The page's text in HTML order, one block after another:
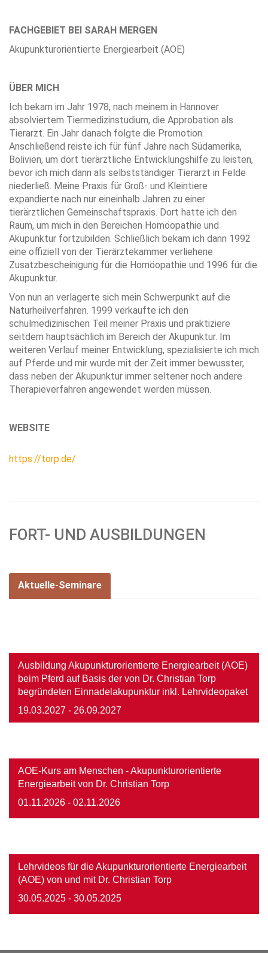
FACHGEBIET BEI SARAH MERGEN
Akupunkturorientierte Energiearbeit (AOE)
ÜBER MICH
Ich bekam im Jahr 1978, nach meinem in Hannover
absolviertem Tiermedizinstudium, die Approbation als
Tierarzt. Ein Jahr danach folgte die Promotion.
Anschließend reiste ich für fünf Jahre nach Südamerika,
Bolivien, um dort tierärztliche Entwicklungshilfe zu leisten,
bevor ich mich dann als selbstständiger Tierarzt in Felde
niederließ. Meine Praxis für Groß- und Kleintiere
expandierte nach nur eineinhalb Jahren zu einer
tierärztlichen Gemeinschaftspraxis. Dort hatte ich den
Raum, um mich in den Bereichen Homöopathie und
Akupunktur fortzubilden. Schließlich bekam ich dann 1992
eine offiziell von der Tierärztekammer verliehene
Zusatzbescheinigung für die Homöopathie und 1996 für die
Akupunktur.
Von nun an verlagerte sich mein Schwerpunkt auf die
Naturheilverfahren. 1999 verkaufte ich den
schulmedizinischen Teil meiner Praxis und praktiziere
seitdem hauptsächlich im Bereich der Akupunktur. Im
weiteren Verlauf meiner Entwicklung, spezialisierte ich mich
auf Pferde und mir wurde mit der Zeit immer bewusster,
dass neben der Akupunktur immer seltener noch andere
Therapieverfahren angewendet werden müssen.
WEBSITE
https://torp.de/
FORT- UND AUSBILDUNGEN
Aktuelle-Seminare
Ausbildung Akupunkturorientierte Energiearbeit (AOE)
beim Pferd auf Basis der von Dr. Christian Torp
begründeten Einnadelakupunktur inkl. Lehrvideopaket
19.03.2027 - 26.09.2027
AOE-Kurs am Menschen - Akupunkturorientierte
Energiearbeit von Dr. Christian Torp
01.11.2026 - 02.11.2026
Lehrvideos für die Akupunkturorientierte Energiearbeit
(AOE) von und mit Dr. Christian Torp
30.05.2025 - 30.05.2025